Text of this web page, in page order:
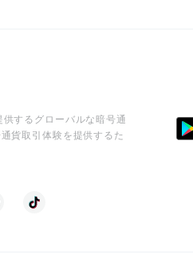
するグローバルな暗号通
貨取引体験を提供するた